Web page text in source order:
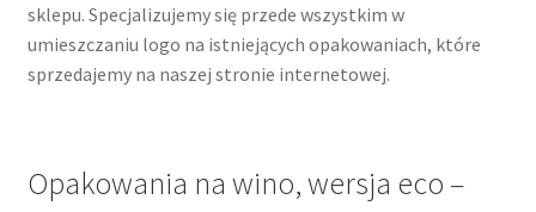
sklepu. Specjalizujemy się przede wszystkim w
umieszczaniu logo na istniejących opakowaniach, które
sprzedajemy na naszej stronie internetowej.
Opakowania na wino, wersja eco –